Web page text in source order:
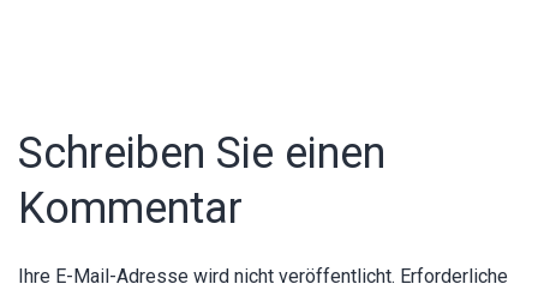
Schreiben Sie einen
Kommentar
Ihre E-Mail-Adresse wird nicht veröffentlicht. Erforderliche